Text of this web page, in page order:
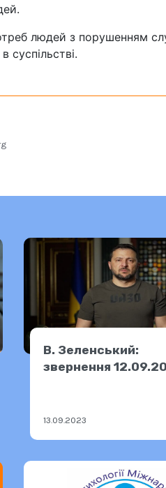
людей з порушенням
суспільстві.
В. Зеленський:
звернення
13.09.2023